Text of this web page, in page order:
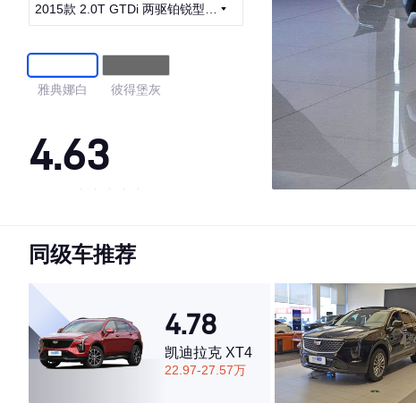
2015款 2.0T GTDi 两驱铂锐型
雅典娜白 彼得堡灰
4.63
·内饰表现一般，低于70%同级车
·空间表现较为优秀，优于59%同级车
同级车推荐
4.78
凯迪拉克 XT4
22.97-27.57万